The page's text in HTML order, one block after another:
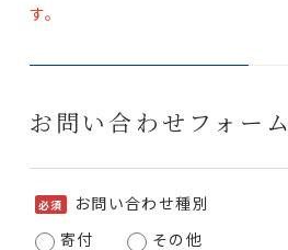
す。
お問い合わせフォーム
必須
お問い合わせ種別
寄付
その他